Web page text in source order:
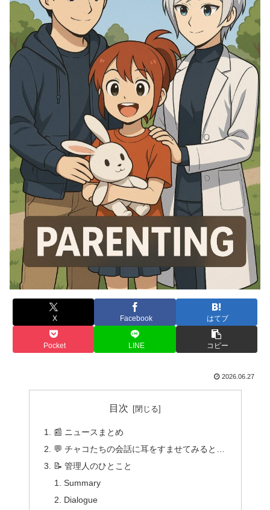
X Facebook はてブ
Pocket LINE コピー
2026.06.27
目次
📰 ニュースまとめ
💬 チャコたちの会話に耳をすませてみると…
📝 管理人のひとこと
Summary
Dialogue